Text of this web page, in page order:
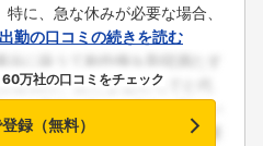
に、急な休みが必要な場合、
勤の口コミの続きを読む
万社の口コミをチェック
録（無料）